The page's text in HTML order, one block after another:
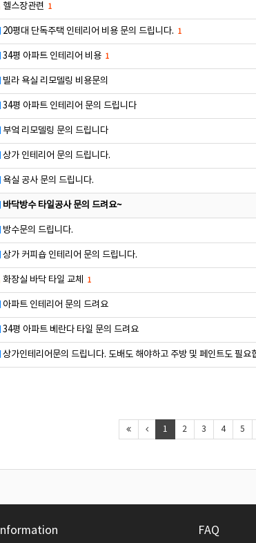
헬스장관련 1
20평대 단독주택 인테리어 비용 문의 드립니다. 1
34평 아파트 인테리어 비용 1
빌라 욕실 리모델링 비용문의
34평 아파트 인테리어 문의 드립니다
부엌 리모델링 문의 드립니다
상가 인테리어 문의 드립니다.
욕실 공사 문의 드립니다.
바닥방수 타일공사 문의 드려요~
방수문의 드립니다.
상가 커피숍 인테리어 문의 드립니다.
화장실 바닥 타일 교체 1
아파트 인테리어 문의 드려요
34평 아파트 베란다 타일 문의 드려요
상가인테리어문의 드립니다. 도배도 해야하고 주방 및 페인트도 필요
1 2 3 4 5
Information FAQ